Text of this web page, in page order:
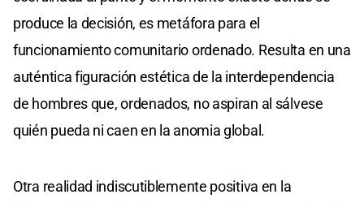
produce la decisión, es metáfora para el
funcionamiento comunitario ordenado. Resulta en una
auténtica figuración estética de la interdependencia
de hombres que, ordenados, no aspiran al sálvese
quién pueda ni caen en la anomia global.
Otra realidad indiscutiblemente positiva en la